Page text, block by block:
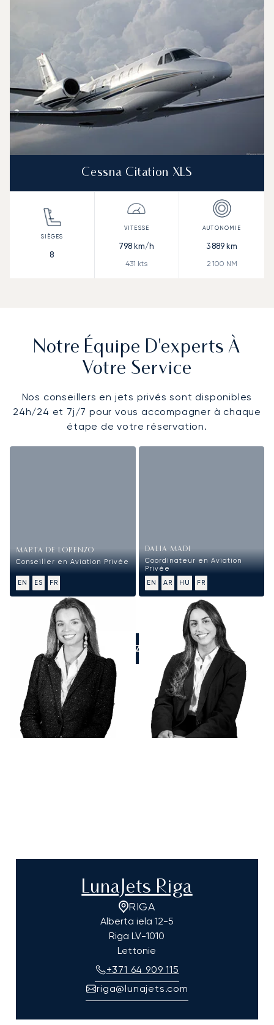
Cessna Citation XLS
8
798 km/h
431 kts
3 889 km
2 100 NM
Notre Équipe D'experts À
Votre Service
Nos conseillers en jets privés sont disponibles
24h/24 et 7j/7 pour vous accompagner à chaque
étape de votre réservation.
MARTA DE LORENZO
Conseiller en Aviation Privée
EN ES FR
DALIA MADI
Coordinateur en Aviation
Privée
EN
AR HU FR
APPELEZ-NOUS
LunaJets Riga
RIGA
Alberta iela 12-5
Riga LV-1010
Lettonie
+371 64 909 115
riga@lunajets.com